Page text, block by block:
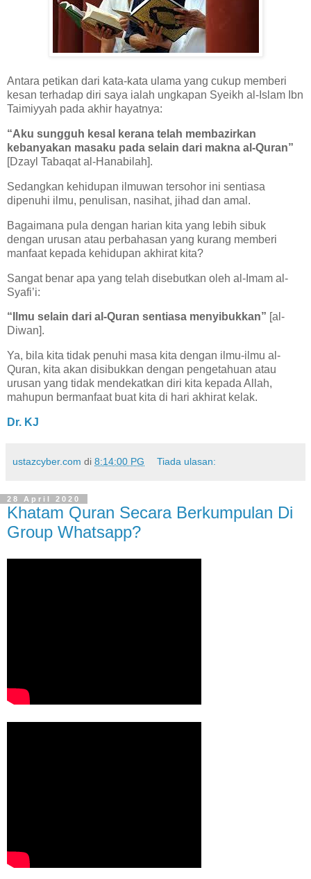
Antara petikan dari kata-kata ulama yang cukup memberi
kesan terhadap diri saya ialah ungkapan Syeikh al-Islam Ibn
Taimiyyah pada akhir hayatnya:
“Aku sungguh kesal kerana telah membazirkan
kebanyakan masaku pada selain dari makna al-Quran”
[Dzayl Tabaqat al-Hanabilah].
Sedangkan kehidupan ilmuwan tersohor ini sentiasa
dipenuhi ilmu, penulisan, nasihat, jihad dan amal.
Bagaimana pula dengan harian kita yang lebih sibuk
dengan urusan atau perbahasan yang kurang memberi
manfaat kepada kehidupan akhirat kita?
Sangat benar apa yang telah disebutkan oleh al-Imam al-
Syafi’i:
“Ilmu selain dari al-Quran sentiasa menyibukkan” [al-
Diwan].
Ya, bila kita tidak penuhi masa kita dengan ilmu-ilmu al-
Quran, kita akan disibukkan dengan pengetahuan atau
urusan yang tidak mendekatkan diri kita kepada Allah,
mahupun bermanfaat buat kita di hari akhirat kelak.
Dr. KJ
ustazcyber.com di 8:14:00 PG Tiada ulasan:
28 April 2020
Khatam Quran Secara Berkumpulan Di
Group Whatsapp?